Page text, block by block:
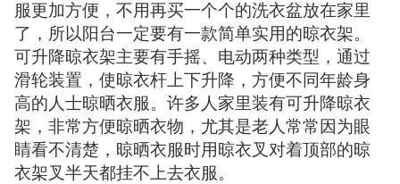
服更加方便，不用再买一个个的洗衣盆放在家里
了，所以阳台一定要有一款简单实用的晾衣架。
可升降晾衣架主要有手摇、电动两种类型，通过
滑轮装置，使晾衣杆上下升降，方便不同年龄身
高的人士晾晒衣服。许多人家里装有可升降晾衣
架，非常方便晾晒衣物，尤其是老人常常因为眼
睛看不清楚，晾晒衣服时用晾衣叉对着顶部的晾
衣架叉半天都挂不上去衣服。